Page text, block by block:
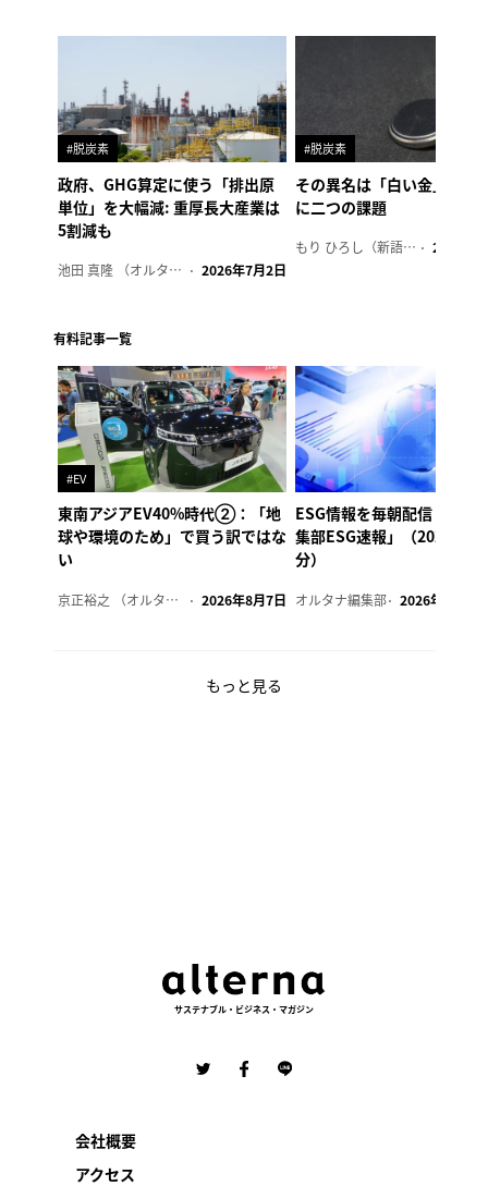
#脱炭素
政府、GHG算定に使う「排出原
単位」を大幅減: 重厚長大産業は
5割減も
池田 真隆 （オルタナ輪番編集長） 2026年7月2日
#脱炭素
その異名は「白い金」、リ
に二つの課題
もり ひろし（新語ウォッチャー） 2023年7
有料記事一覧
#EV
東南アジアEV40%時代②：「地
球や環境のため」で買う訳ではな
い
京正裕之 （オルタナ副編集長） 2026年8月7日
ESG情報を毎朝配信「オル
集部ESG速報」（2026年8
分）
オルタナ編集部 2026年8月7日
もっと見る
サステナブル・ビジネス・マガジン
会社概要
アクセス